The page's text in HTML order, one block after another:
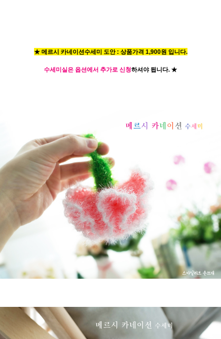
★ 메르시 카네이션수세미 도안 : 상품가격 1,900원 입니다.
수세미실은 옵션에서 추가로 신청하셔야 됩니다. ★